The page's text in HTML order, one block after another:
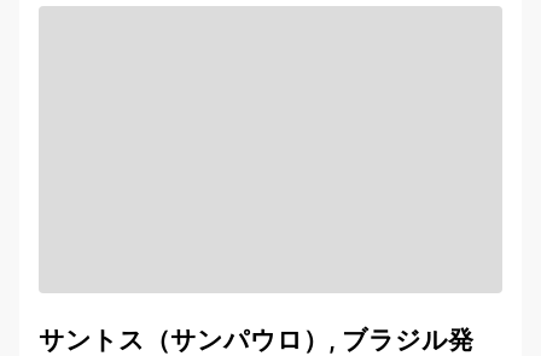
サントス（サンパウロ）, ブラジル発